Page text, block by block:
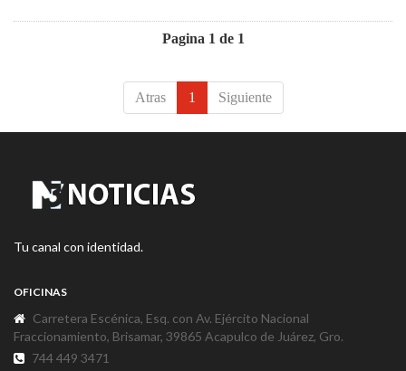
Pagina 1 de 1
Atras 1 Siguiente
Tu canal con identidad.
OFICINAS
Carretera Escénica, Esq. con Av. Ejército Nacional
Fraccionamiento, Brisamar, 39865 Acapulco de Juárez, Gro.
744 449 3471